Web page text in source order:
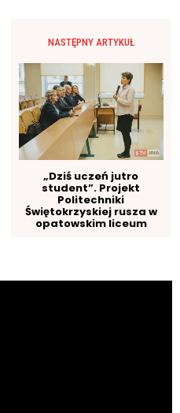
NASTĘPNY ARTYKUŁ
„Dziś uczeń jutro
student”. Projekt
Politechniki
Świętokrzyskiej rusza w
opatowskim liceum